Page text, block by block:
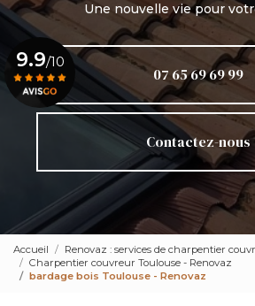
Une nouvelle vie pour
07 65 69 69 99
Contactez-nous
9.9/10
Voir le certificat
Accueil
Renovaz : services de charpentier
Charpentier couvreur Toulouse - Renovaz
bardage bois Toulouse - Renovaz